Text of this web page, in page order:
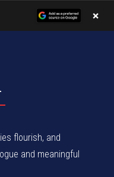
flourish, and
and meaningful